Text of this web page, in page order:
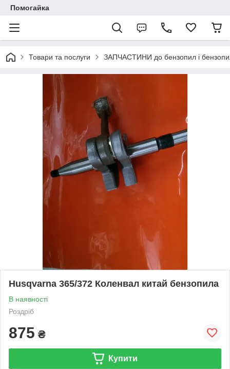
Помогайка
Товари та послуги ЗАПЧАСТИНИ до бензопил і
Husqvarna 365/372 Коленвал китай бензопила
В наявності
Роздріб
875 ₴
Купити